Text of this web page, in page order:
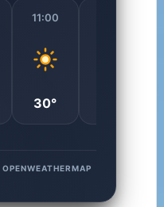
11:00
30°
OPENWEATHERMAP